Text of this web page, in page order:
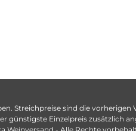
Streichpreise sind die vorherigen
günstigste Einzelpreis zusätzlich